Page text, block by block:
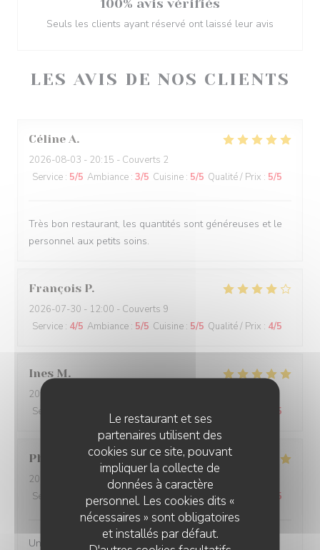
Le restaurant et ses
partenaires utilisent des
cookies sur ce site, pouvant
impliquer la collecte de
données à caractère
personnel. Les cookies dits «
nécessaires » sont obligatoires
et installés par défaut.
LES AVIS DE NOS CLIENTS
Céline A
2026-08-03 - 20:15 - Couverts 2
Service : 5/5 Ambiance : 3/5 Cuisine : 5/5 Qualité / Prix : 5/5
Très bon restaurant, les quantités sont généreuses et le
personnel aux petits soins.
François P
2026-07-30 - 12:00 - Couverts 9
Service : 4/5 Ambiance : 5/5 Cuisine : 5/5 Qualité / Prix : 4/5
Ines M
2026-07-26
Service
Ambiance /5 Cuisine /5
Philippe
2026-07-27
- 12:00 - Couverts 3
Service
Ambiance: 4 /5 Cuisine: 5/5 Qualité / Prix /5
Une simplicite de quslite
100% avis vérifiés
Seuls les clients ayant réservé ont laissé leur avis